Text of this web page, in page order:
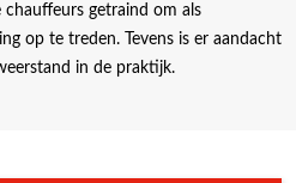
getraind om als
op te treden. Tevens is er aandacht
in de praktijk.